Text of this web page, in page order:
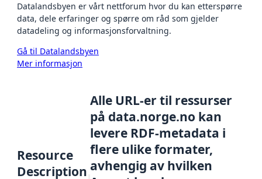
Datalandsbyen er vårt nettforum hvor du kan etterspørre
data, dele erfaringer og spørre om råd som gjelder
datadeling og informasjonsforvaltning.
Gå til Datalandsbyen
Mer informasjon
Resource
Description
Alle URL-er til ressurser
på data.norge.no kan
levere RDF-metadata i
flere ulike formater,
avhengig av hvilken